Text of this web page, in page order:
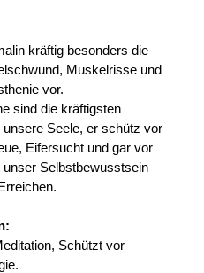
kräftig besonders die
Muskelrisse und
vor.
sind die kräftigsten
Seele, er schütz vor
Eifersucht und gar vor
Selbstbewusstsein
Schützt vor